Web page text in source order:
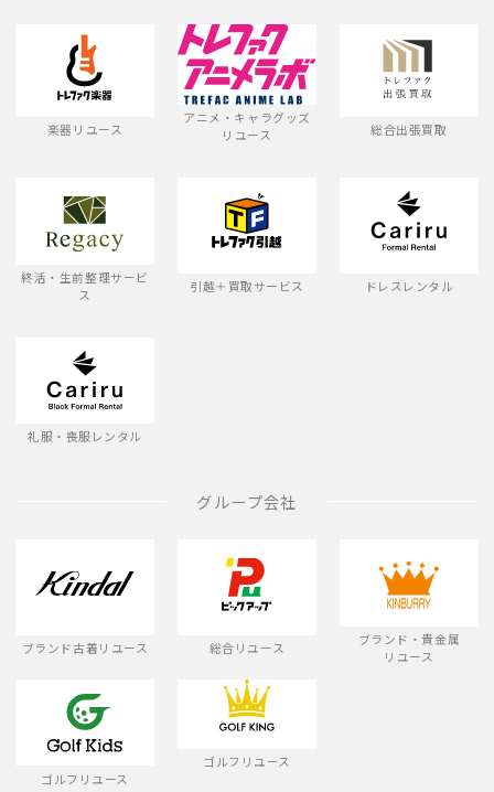
楽器リユース
アニメ・キャラグッズ
リユース
総合出張買取
終活・生前整理サービ
ス
引越＋買取サービス ドレスレンタル
礼服・喪服レンタル
グループ会社
ブランド古着リユース 総合リユース
ブランド・貴金属
リユース
ゴルフリユース
ゴルフリユース